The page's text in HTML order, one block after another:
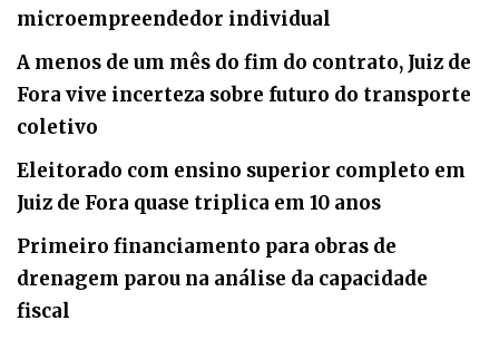
microempreendedor individual
A menos de um mês do fim do contrato, Juiz de
Fora vive incerteza sobre futuro do transporte
coletivo
Eleitorado com ensino superior completo em
Juiz de Fora quase triplica em 10 anos
Primeiro financiamento para obras de
drenagem parou na análise da capacidade
fiscal